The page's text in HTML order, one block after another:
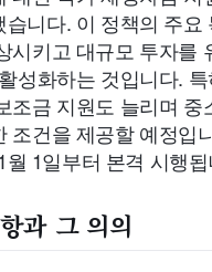
니다. 이 정책의 주요
시키고 대규모 투자를
성화하는 것입니다.
조금 지원도 늘리며 중
조건을 제공할 예정입
월 1일부터 본격 시행
과 그 의의